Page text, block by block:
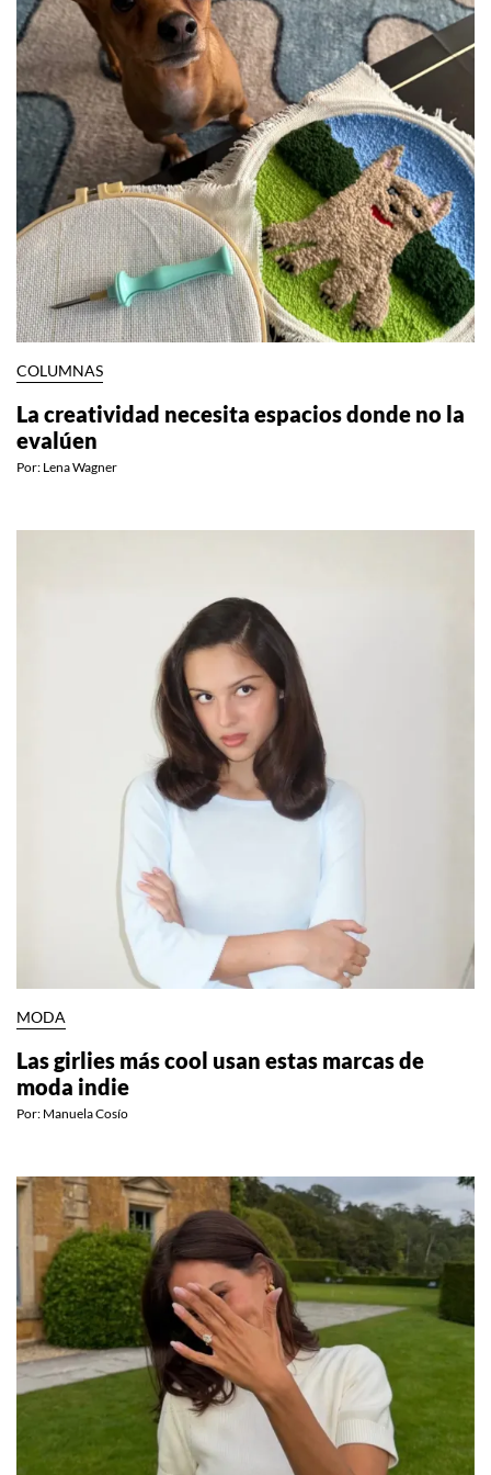
COLUMNAS
La creatividad necesita espacios donde no la
evalúen
Por: Lena Wagner
MODA
Las girlies más cool usan estas marcas de
moda indie
Por: Manuela Cosío